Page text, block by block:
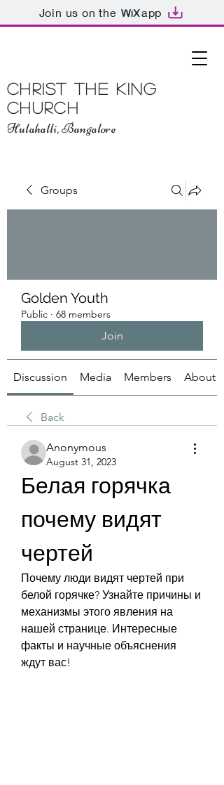
Join us on the app
Christ The King
Church
Hulahalli, Bangalore
Groups
Golden Youth
Public · 68 members
Join
Discussion Media Members About
Back
Anonymous
August 31, 2023
Белая горячка
почему видят
чертей
Почему люди видят чертей при
белой горячке? Узнайте причины и
механизмы этого явления на
нашей странице. Интересные
факты и научные объяснения
ждут вас!